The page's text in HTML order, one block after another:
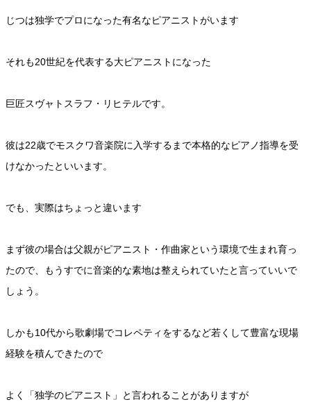
じつは独学でプロになった有名なピアニストがいます
それも20世紀を代表する大ピアニストになった
巨匠スヴャトスラフ・リヒテルです。
彼は22歳でモスクワ音楽院に入学するまで本格的なピアノ指導を受
けなかったといいます。
でも、実際はちょっと違います
まず彼の場合は父親がピアニスト・作曲家という環境で生まれ育っ
たので、もうすでに音楽的な素地は整えられていたと言っていいで
しょう。
しかも10代から歌劇場でコレペティをするなど若くして豊富な現場
経験を積んできたので
よく「独学のピアニスト」と言われることがありますが